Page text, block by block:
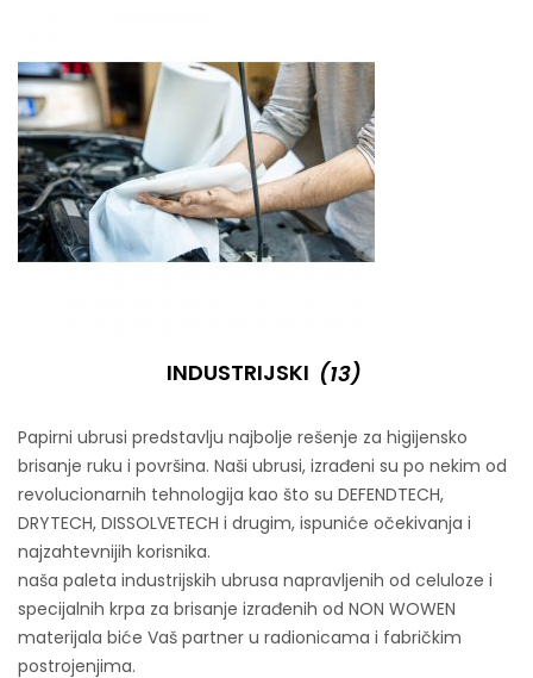
INDUSTRIJSKI (13)
Papirni ubrusi predstavlju najbolje rešenje za higijensko
brisanje ruku i površina. Naši ubrusi, izrađeni su po nekim od
revolucionarnih tehnologija kao što su DEFENDTECH,
DRYTECH, DISSOLVETECH i drugim, ispuniće očekivanja i
najzahtevnijih korisnika.
naša paleta industrijskih ubrusa napravljenih od celuloze i
specijalnih krpa za brisanje izrađenih od NON WOWEN
materijala biće Vaš partner u radionicama i fabričkim
postrojenjima.